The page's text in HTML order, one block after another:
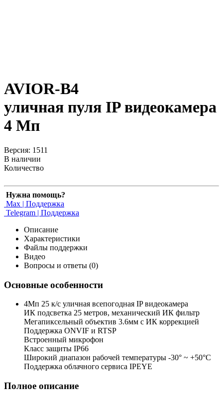
AVIOR-B4
уличная пуля IP видеокамера
4 Мп
Версия: 1511
В наличии
Количество
Нужна помощь?
Max | Поддержка
Telegram | Поддержка
Описание
Характеристики
Файлы поддержки
Видео
Вопросы и ответы (0)
Основные особенности
4Мп 25 к/с уличная всепогодная IP видеокамера
ИК подсветка 25 метров, механический ИК фильтр
Мегапиксельный объектив 3.6мм c ИК коррекцией
Поддержка ONVIF и RTSP
Встроенный микрофон
Класс защиты IP66
Широкий диапазон рабочей температуры -30° ~ +50°C
Поддержка облачного сервиса IPEYE
Полное описание